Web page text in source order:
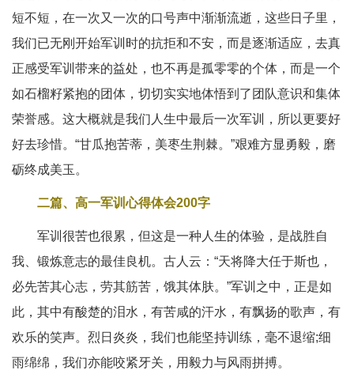
短不短，在一次又一次的口号声中渐渐流逝，这些日子里，
我们已无刚开始军训时的抗拒和不安，而是逐渐适应，去真
正感受军训带来的益处，也不再是孤零零的个体，而是一个
如石榴籽紧抱的团体，切切实实地体悟到了团队意识和集体
荣誉感。这大概就是我们人生中最后一次军训，所以更要好
好去珍惜。“甘瓜抱苦蒂，美枣生荆棘。”艰难方显勇毅，磨
砺终成美玉。
二篇、高一军训心得体会200字
军训很苦也很累，但这是一种人生的体验，是战胜自
我、锻炼意志的最佳良机。古人云：“天将降大任于斯也，
必先苦其心志，劳其筋苦，饿其体肤。”军训之中，正是如
此，其中有酸楚的泪水，有苦咸的汗水，有飘扬的歌声，有
欢乐的笑声。烈日炎炎，我们也能坚持训练，毫不退缩;细
雨绵绵，我们亦能咬紧牙关，用毅力与风雨拼搏。